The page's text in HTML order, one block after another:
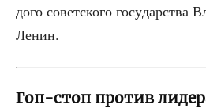
до­го совет­ско­го госу­дар­ства
Ленин.
Гоп-стоп против